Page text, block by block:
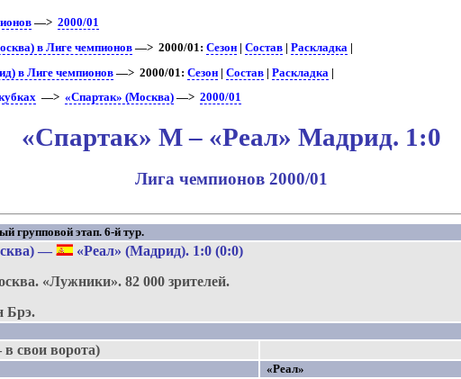
—> 2000/01
в Лиге чемпионов—> 2000/01: Сезон| Состав| Раскладка |
в Лиге чемпионов—> 2000/01: Сезон| Состав| Раскладка |
—> «Спартак» (Москва)—> 2000/01
«Спартак» М – «Реал» Мадрид. 1:0
Лига чемпионов 2000/01
групповой этап. 6-й тур.
— «Реал» (Мадрид). 1:0 (0:0)
«Лужники».82 000 зрителей.
Брэ.
свои ворота)
«Реал»